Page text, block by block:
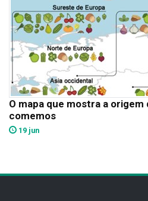
O mapa que mostra a
comemos
19 jun